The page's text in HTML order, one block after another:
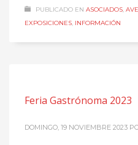
PUBLICADO EN ASOCIADOS,
EXPOSICIONES, INFORMACIÓN
Feria Gastrónoma 2023
DOMINGO, 19 NOVIEMBRE 2023